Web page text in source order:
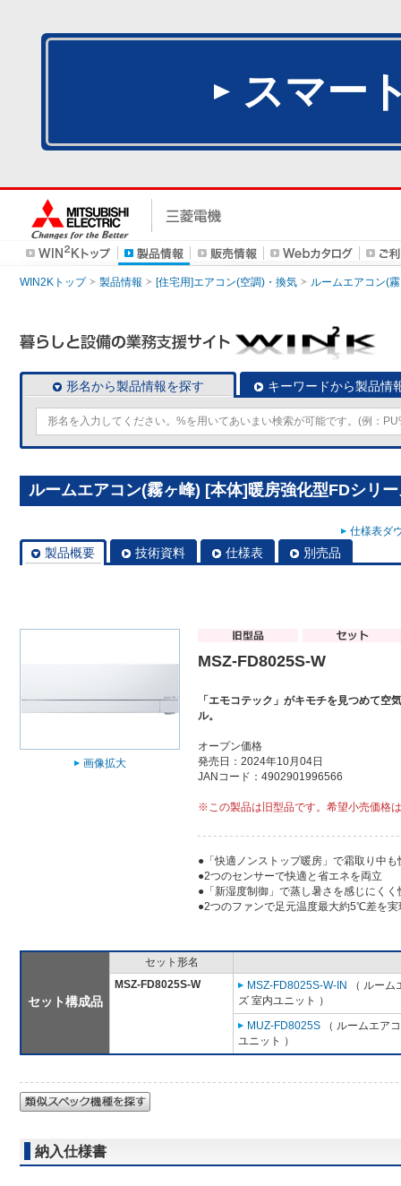
スマー
WIN2Kトップ 製品情報 [住宅用]エアコン(空調)・換気 ルームエアコン(
形名から製品情報を探す キーワードから製品情
ルームエアコン(霧ヶ峰) [本体]暖房強化型FDシリ
仕様表ダ
製品概要 技術資料 仕様表 別売品
画像拡大
MSZ-FD8025S-W
「エモコテック」がキモチを見つめて
ル。
オープン価格
発売日：2024年10月04日
JANコード：4902901996566
※この製品は旧型品です。希望小売価格
●「快適ノンストップ暖房」で霜取り中も
●2つのセンサーで快適と省エネを両立
●「新湿度制御」で蒸し暑さを感じにくく
●2つのファンで足元温度最大約5℃差を実
セット構成品
セット形名
MSZ-FD8025S-W
MSZ-FD8025S-W-IN
（ ルー
ズ 室内ユニット ）
MUZ-FD8025S （ ルームエア
ユニット ）
納入仕様書